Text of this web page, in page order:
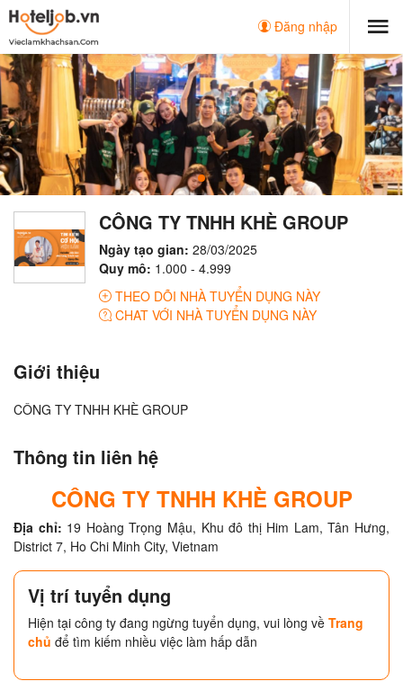
Đăng nhập
CÔNG TY TNHH KHÈ GROUP
Ngày tạo gian: 28/03/2025
Quy mô: 1.000 - 4.999
THEO DÕI NHÀ TUYỂN DỤNG NÀY
CHAT VỚI NHÀ TUYỂN DỤNG NÀY
Giới thiệu
CÔNG TY TNHH KHÈ GROUP
Thông tin liên hệ
CÔNG TY TNHH KHÈ GROUP
Địa chỉ: 19 Hoàng Trọng Mậu, Khu đô thị Him Lam, Tân Hưng,
District 7, Ho Chi Minh City, Vietnam
Vị trí tuyển dụng
Hiện tại công ty đang ngừng tuyển dụng, vui lòng về Trang
chủ để tìm kiếm nhiều việc làm hấp dẫn